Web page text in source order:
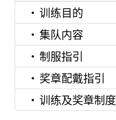
训练目的
集队内容
制服指引
奖章配戴指引
训练及奖章制度